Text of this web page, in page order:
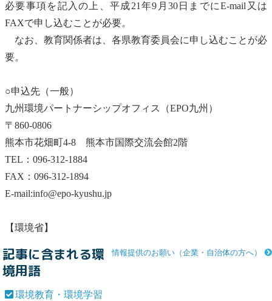
必要事項を記入の上、平成21年9月30日までにE-mail又は
FAXで申し込むことが必要。
なお、教育関係者は、各県教育委員会に申し込むことが必
要。
○申込先（一般）
九州環境パートナーシップオフィス（EPO九州）
〒860-0806
熊本市花畑町4-8 熊本市国際交流会館2階
TEL：096-312-1884
FAX：096-312-1894
E-mail:info@epo-kyushu.jp
【環境省】
情報提供のお願い（企業・自治体の方へ）
記事に含まれる環
境用語
環境教育・環境学習